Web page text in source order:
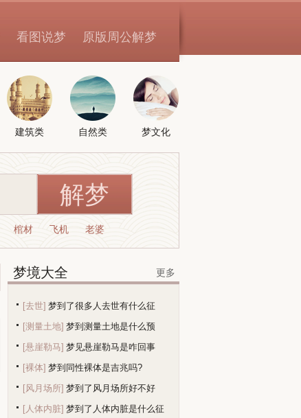
看图说梦 原版周公解梦
建筑类 自然类 梦文化
棺材 飞机 老婆
梦境大全 更多
[去世] 梦到了很多人去世有什么征
[测量土地] 梦到测量土地是什么预
兆？[悬崖勒马] 梦见悬崖勒马是咋回事
[裸体] 梦到同性裸体是吉兆吗?
[风月场所] 梦到了风月场所好不好
[人体内脏] 梦到了人体内脏是什么征